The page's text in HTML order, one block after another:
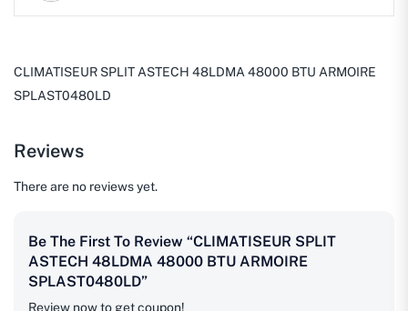
CLIMATISEUR SPLIT ASTECH 48LDMA 48000 BTU ARMOIRE
SPLAST0480LD
Reviews
There are no reviews yet.
Be The First To Review “CLIMATISEUR SPLIT
ASTECH 48LDMA 48000 BTU ARMOIRE
SPLAST0480LD”
Review now to get coupon!